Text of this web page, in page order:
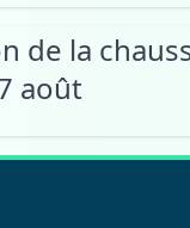
de la
août